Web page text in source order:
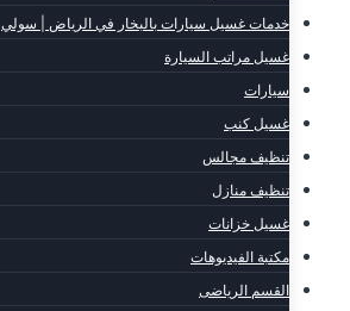
خدمات غسيل سيارات بالبخار في الرياض | سولي
غسيل مراتب السيارة
سيارات
غسيل كنب
تنظيف مجالس
تنظيف منازل
غسيل خزانات
مكتبة الفيديوهات
القسم الرياضى